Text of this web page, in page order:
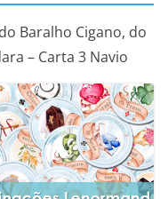
Baralho Cigano, do
– Carta 3 Navio